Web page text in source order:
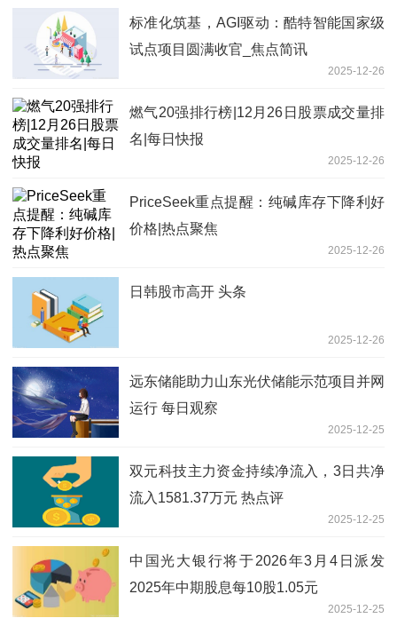
标准化筑基，AGI驱动：酷特智能国家级
试点项目圆满收官_焦点简讯
2025-12-26
燃气20强排行榜|12月26日股票成交量排
名|每日快报
2025-12-26
PriceSeek重点提醒：纯碱库存下降利好
价格|热点聚焦
2025-12-26
日韩股市高开 头条
2025-12-26
远东储能助力山东光伏储能示范项目并网
运行 每日观察
2025-12-25
双元科技主力资金持续净流入，3日共净
流入1581.37万元 热点评
2025-12-25
中国光大银行将于2026年3月4日派发
2025年中期股息每10股1.05元
2025-12-25